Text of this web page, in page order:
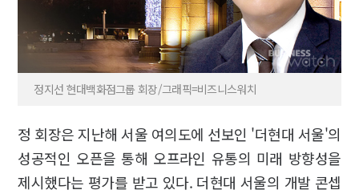
정지선 현대백화점그룹 회장/그래픽=비즈니스워치
정 회장은 지난해 서울 여의도에 선보인 '더현대 서울'의
성공적인 오픈을 통해 오프라인 유통의 미래 방향성을
제시했다는 평가를 받고 있다. 더현대 서울의 개발 콘셉